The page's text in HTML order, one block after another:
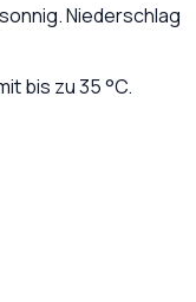
sonnig. Niederschlag
bis zu 35 °C.